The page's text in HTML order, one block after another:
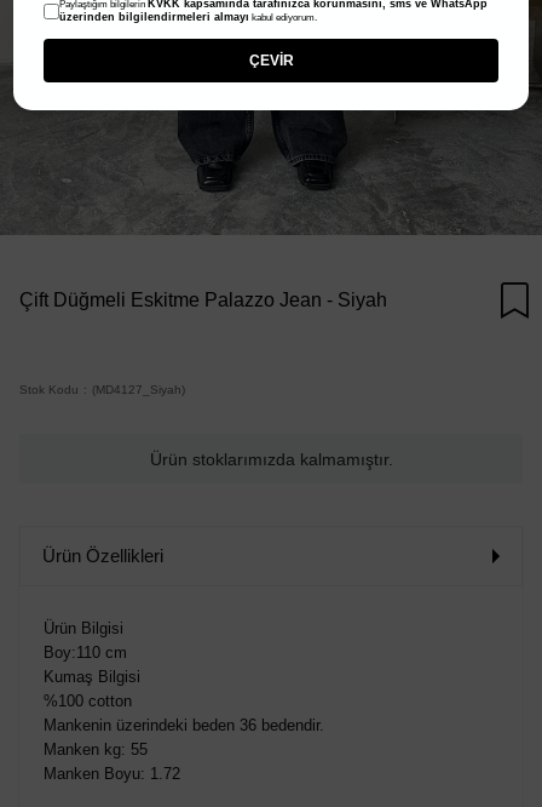
Çift Düğmeli Eskitme Palazzo Jean - Siyah
Stok Kodu (MD4127_Siyah)
Ürün stoklarımızda kalmamıştır.
Ürün Özellikleri
Ürün Bilgisi
Boy:110 cm
Kumaş Bilgisi
%100 cotton
Mankenin üzerindeki beden 36 bedendir.
Manken kg: 55
Manken Boyu: 1.72
Paylaştığım bilgilerin KVKK kapsamında tarafınızca korunmasını, sms ve WhatsApp
üzerinden bilgilendirmeleri almayı kabul ediyorum.
ÇEVİR